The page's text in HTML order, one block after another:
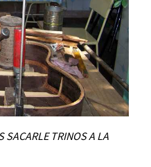
SACARLE TRINOS A LA